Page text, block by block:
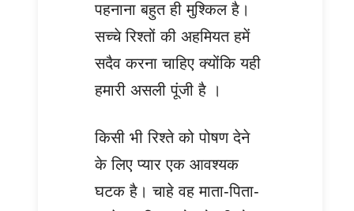
पहनाना बहुत ही मुश्किल है।
सच्चे रिश्तों की अहमियत हमें
सदैव करना चाहिए क्योंकि यही
हमारी असली पूंजी है ।
किसी भी रिश्ते को पोषण देने
के लिए प्यार एक आवश्यक
घटक है। चाहे वह माता-पिता-